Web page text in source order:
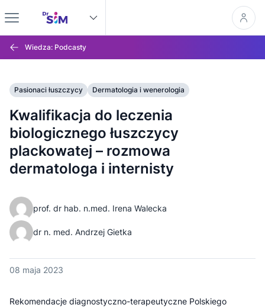
Wiedza: Podcasty
Pasionaci łuszczycy Dermatologia i wenerologia
Kwalifikacja do leczenia
biologicznego łuszczycy
plackowatej – rozmowa
dermatologa i internisty
prof. dr hab. n.med. Irena Walecka
dr n. med. Andrzej Gietka
08 maja 2023
Rekomendacje diagnostyczno-terapeutyczne Polskiego